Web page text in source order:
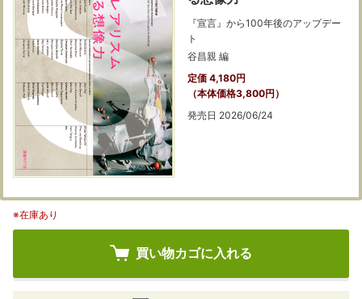
『宣言』から100年後のアップデー
ト
谷昌親 編
定価 4,180円
（本体価格3,800円）
発売日 2026/06/24
※在庫あり
買い物カゴに入れる